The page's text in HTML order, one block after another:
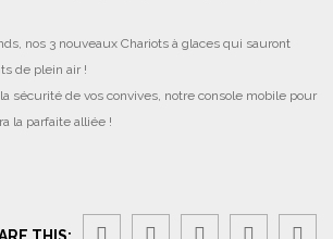
nos 3 nouveaux Chariots à glaces qui sauront
de plein air !
sécurité de vos convives, notre console mobile pour
la parfaite alliée !